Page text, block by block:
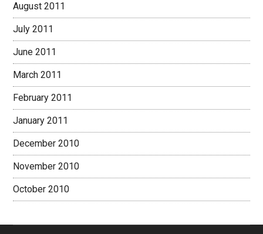
August 2011
July 2011
June 2011
March 2011
February 2011
January 2011
December 2010
November 2010
October 2010